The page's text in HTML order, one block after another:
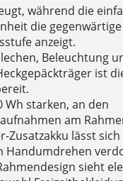
während die
die gegenwärtige
anzeigt.
Beleuchtung
ist
Wh starken, an den
am
Zusatzakku lässt
Handumdrehen
sieht